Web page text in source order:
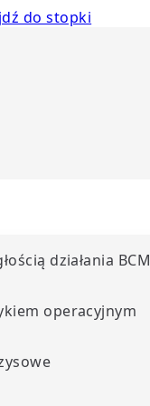
do stopki
działania BCM
operacyjnym